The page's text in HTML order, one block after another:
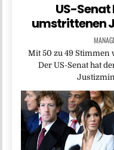
US-
umstrittenen
Mit 50 zu 49 Stimmen
Der US-Senat hat